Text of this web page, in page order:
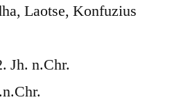
Laotse, Konfuzius
Jh. n.Chr.